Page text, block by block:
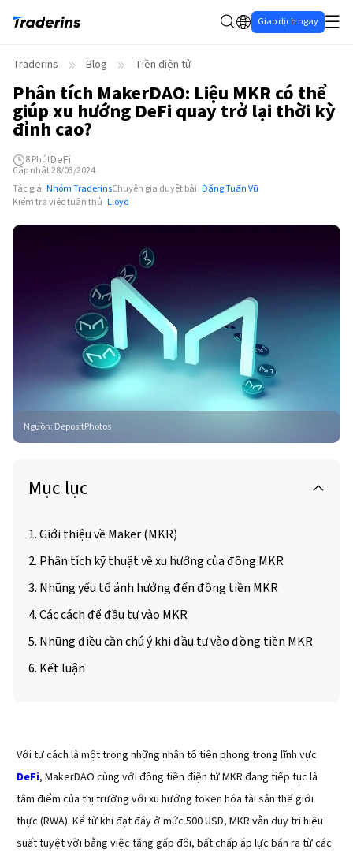
Giao dịch ngay
Traderins Blog Tiền điện tử
Phân tích MakerDAO: Liệu MKR có thể
giúp xu hướng DeFi quay trở lại thời kỳ
đỉnh cao?
8PhútDeFi
Cập nhật 28/03/2024
Tác giả Nhóm TraderinsChuyên gia duyệt bài Đặng Tuấn Vũ
Kiểm tra việc tuân thủ Lloyd
Nguồn: DepositPhotos
Mục lục
1. Giới thiệu về Maker (MKR)
2. Phân tích kỹ thuật về xu hướng của đồng MKR
3. Những yếu tố ảnh hưởng đến đồng tiền MKR
4. Các cách để đầu tư vào MKR
5. Những điều cần chú ý khi đầu tư vào đồng tiền MKR
6. Kết luận
Với tư cách là một trong những nhân tố tiên phong trong lĩnh vực
DeFi, MakerDAO cùng với đồng tiền điện tử MKR đang tiếp tục là
tâm điểm của thị trường với xu hướng token hóa tài sản thế giới
thực (RWA). Kể từ khi đạt đáy ở mức 500 USD, MKR vẫn duy trì hiệu
suất tuyệt vời bằng việc tăng gấp đôi, bất chấp áp lực bán ra từ các